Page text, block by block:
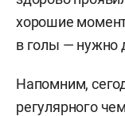
хорошие
в голы — нужно
Напомним,
регулярного